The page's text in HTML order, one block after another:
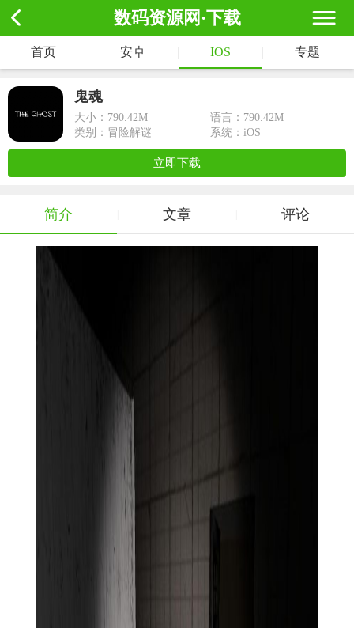
数码资源网·下载
首页 安卓 IOS 专题
鬼魂
大小： 790.42M
语言：790.42M
类别：冒险解谜
系统：iOS
立即下载
简介 文章 评论